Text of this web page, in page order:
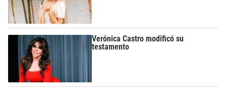
Verónica Castro modificó su
testamento